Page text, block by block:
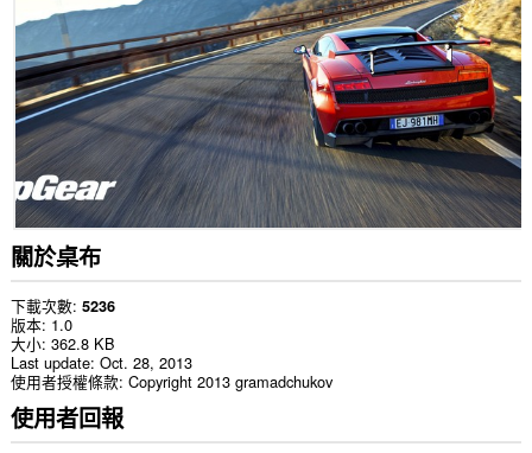
關於桌布
下載次數 5236
版本 1.0
大小 362.8 KB
Last update Oct. 28, 2013
使用者授權條款 Copyright 2013 gramadchukov
使用者回報